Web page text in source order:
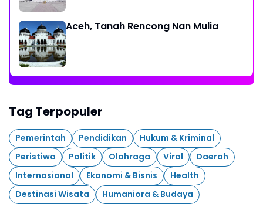
Aceh, Tanah Rencong Nan Mulia
Tag Terpopuler
Pemerintah Pendidikan
Hukum & Kriminal
Peristiwa
Politik Olahraga Viral
Daerah
Internasional
Ekonomi & Bisnis
Health
Destinasi Wisata
Humaniora & Budaya